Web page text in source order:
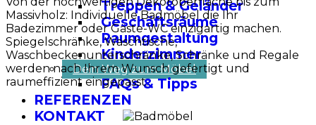
Treppen & Geländer
Geschäftsräume
Raumgestaltung
Kinderzimmer
Dein Weg zum Möbel
FAQs & Tipps
REFERENZEN
KONTAKT
Massivholz: Individuelle Badmöbel die Ihr
Badezimmer oder Gäste-WC einzigartig machen.
Spiegelschränke, Waschtische,
Waschbeckenunterschränke, Schränke und Regale
werden nach Ihrem Wunsch gefertigt und
raumeffizient eingepasst.